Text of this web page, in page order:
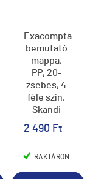
Exacompta
bemutató
mappa,
PP, 20-
zsebes, 4
féle szín,
Skandi
2 490 Ft
RAKTÁRON